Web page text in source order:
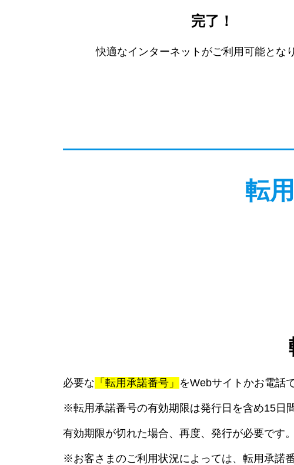
完了！
快適なインターネットがご利用可能とな
転
必要な 「転用承諾番号」 をWebサイトかお電話
※転用承諾番号の有効期限は発行日を含め15日間
有効期限が切れた場合、再度、発行が必要です。
※お客さまのご利用状況によっては、転用承諾